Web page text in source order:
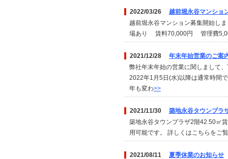
2022/03/26 越前堀永谷マンショ
越前堀永谷マンション募集開始
場あり 賃料70,000円 管理費
2021/12/28 年末年始営業のご案
弊社年末年始の営業に関しまして
2022年1月5日(水)以降は通常時間
年も変わ>>
2021/11/30 築地永谷タウンプラ
築地永谷タウンプラザ2階42.50㎡
用可能です。 詳しくはこちらをご
2021/08/11 夏季休業のお知らせ